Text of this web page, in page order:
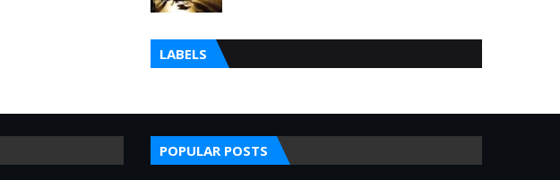
LABELS
POPULAR POSTS